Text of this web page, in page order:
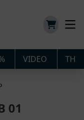
VIDEO
01